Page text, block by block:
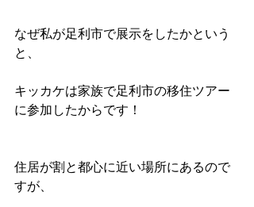
なぜ私が足利市で展示をしたかという
と、
キッカケは家族で足利市の移住ツアー
に参加したからです！
住居が割と都心に近い場所にあるので
すが、